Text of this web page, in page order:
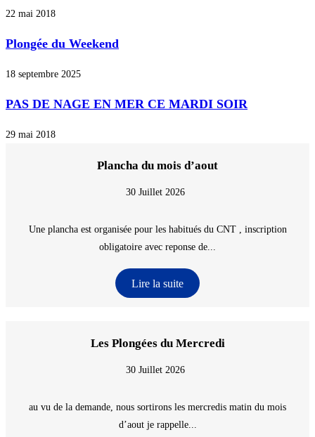
22 mai 2018
Plongée du Weekend
18 septembre 2025
PAS DE NAGE EN MER CE MARDI SOIR
29 mai 2018
Plancha du mois d’aout
30 Juillet 2026
Une plancha est organisée pour les habitués du CNT , inscription
obligatoire avec reponse de...
Lire la suite
Les Plongées du Mercredi
30 Juillet 2026
au vu de la demande, nous sortirons les mercredis matin du mois
d’aout je rappelle...